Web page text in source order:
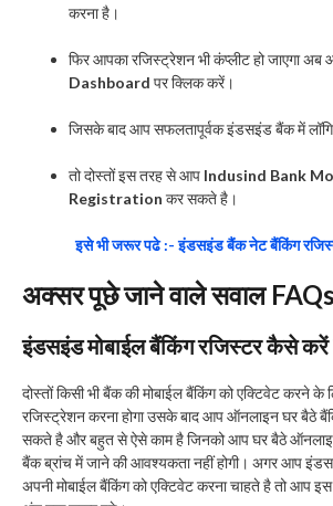
करना है।
फिर आपका रजिस्ट्रेशन भी कंप्लीट हो जाएगा अब
Dashboard पर क्लिक करें।
जिसके बाद आप सफलतापूर्वक इंडसइंड बैंक में
तो दोस्तों इस तरह से आप Indusind Bank
Registration कर सकते है।
इसे भी जरूर पढे :- इंडसइंड बैंक नेट बैंकिंग
अक्सर पूछे जाने वाले सवाल
इंडसइंड मोबाईल बैंकिंग रजिस्टर कैसे करें
दोस्तों किसी भी बैंक की मोबाईल बैंकिंग को एक्टिवेट करने
रजिस्ट्रेशन करना होगा उसके बाद आप ऑनलाइन घर बैठे
सकते है और बहुत से ऐसे काम है जिनको आप घर बैठे
बैंक ब्रांच में जाने की आवश्यकता नहीं होगी। अगर आप
अपनी मोबाईल बैंकिंग को एक्टिवेट करना चाहते है तो आप